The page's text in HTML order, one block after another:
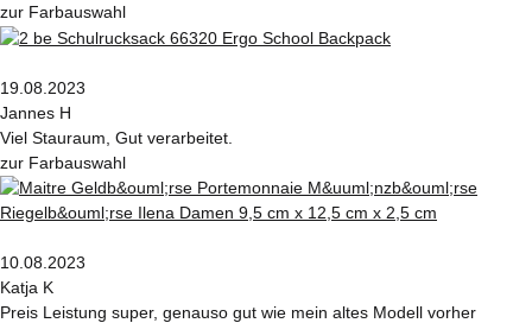
zur Farbauswahl
19.08.2023
Jannes H
Viel Stauraum, Gut verarbeitet.
zur Farbauswahl
10.08.2023
Katja K
Preis Leistung super, genauso gut wie mein altes Modell vorher